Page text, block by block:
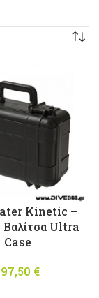
Kinetic –
Βαλίτσα Ultra
Case
€